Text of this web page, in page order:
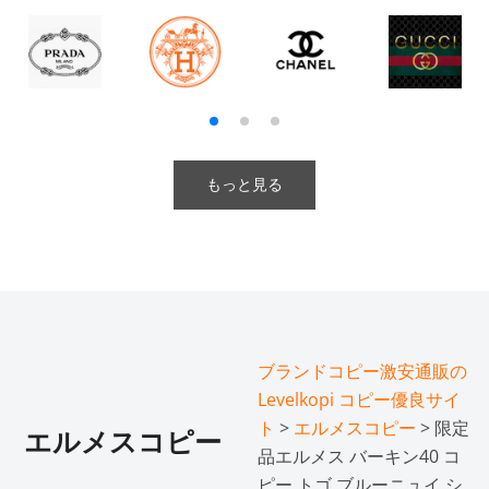
もっと見る
エルメスコピー
ブランドコピー激安通販の
Levelkopi コピー優良サイ
ト > エルメスコピー > 限定
品エルメス バーキン40 コ